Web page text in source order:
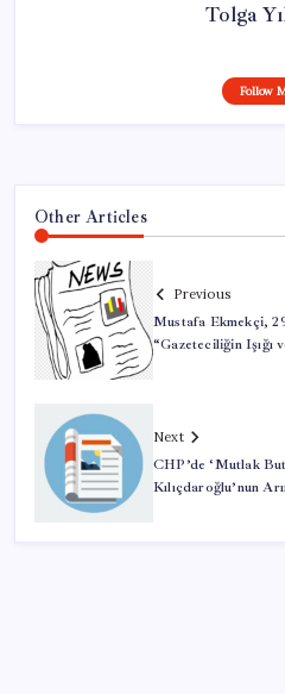
Tolga
Follow
Other Articles
Previous
Mustafa Ekmekçi,
“Gazeteciliğin Işığı
Next
CHP’de ‘Mutlak
Kılıçdaroğlu’nun